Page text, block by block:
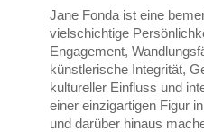
Jane Fonda ist eine
vielschichtige
Engagement,
künstlerische Integrität,
kultureller Einfluss und
einer einzigartigen Figur
und darüber hinaus